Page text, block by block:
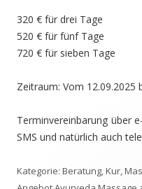
320 € für drei Tage
520 € für fünf Tage
720 € für sieben Tage
Zeitraum: Vom 12.09.2025
Terminvereinbarung über
SMS und natürlich auch
Kategorie: Beratung,Kur,